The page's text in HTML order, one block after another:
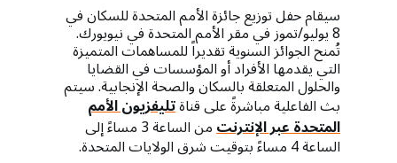
سيقام حفل توزيع جائزة الأمم المتحدة للسكان في
8 يوليو/تموز في مقر الأمم المتحدة في نيويورك.
تُمنح الجوائز السنوية تقديراً للمساهمات المتميزة
التي يقدمها الأفراد أو المؤسسات في القضايا
والحلول المتعلقة بالسكان والصحة الإنجابية. سيتم
بث الفاعلية مباشرةً على قناةتليفزيون الأمم
المتحدة عبر الإنترنت من الساعة 3 مساءً إلى
الساعة 4 مساءً بتوقيت شرق الولايات المتحدة.